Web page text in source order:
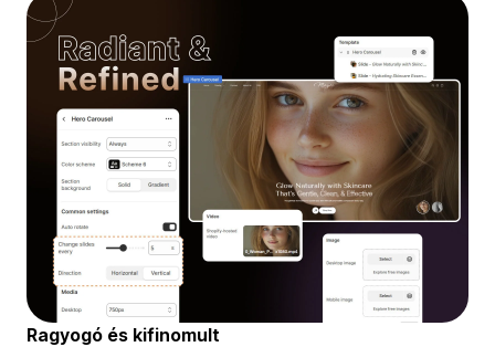
Ragyogó és kifinomult